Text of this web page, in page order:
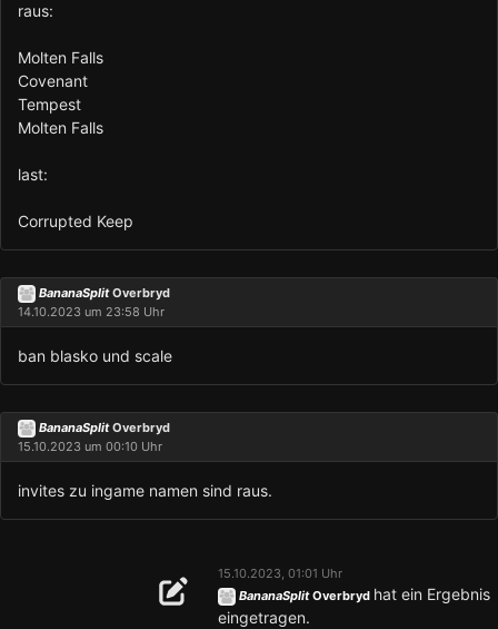
raus:
Molten Falls
Covenant
Tempest
Molten Falls
last:
Corrupted Keep
BananaSplitOverbryd
14.10.2023 um 23:58 Uhr
ban blasko und scale
BananaSplitOverbryd
15.10.2023 um 00:10 Uhr
invites zu ingame namen sind raus.
15.10.2023, 01:01 Uhr
BananaSplitOverbryd hat ein Ergebnis
eingetragen.